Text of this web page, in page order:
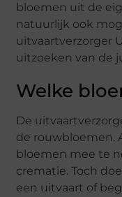
bloemen uit de
natuurlijk ook
uitvaartverzorger
uitzoeken van de
Welke
De
de rouwbloemen.
bloemen mee te
crematie. Toch
een uitvaart of